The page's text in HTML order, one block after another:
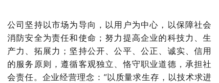
公司坚持以市场为导向，以用户为中心，以保障社会
消防安全为责任和使命；努力提高企业的科技力、生
产力、拓展力；坚持公开、公平、公正、诚实、信用
的服务原则，遵循客观独立、恪守职业道德，承担社
会责任。企业经营理念：“以质量求生存，以技术求进